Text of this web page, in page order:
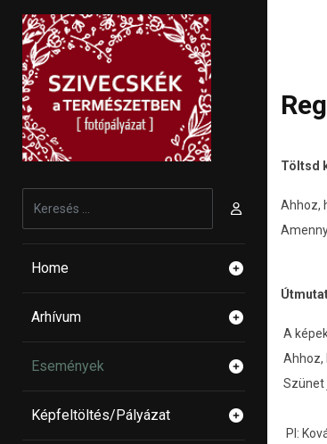
Töltsd
Ahhoz,
A
Ahhoz,
Szünet
Pl:
Home
Arhívum
Események
Képfeltöltés/Pályázat